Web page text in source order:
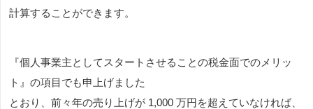
計算することができます。
『個人事業主としてスタートさせることの税金面でのメリッ
ト』の項目でも申上げました
とおり、前々年の売り上げが 1,000 万円を超えていなければ、